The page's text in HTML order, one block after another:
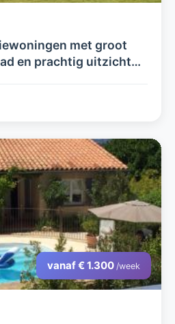
met groot
en prachtig uitzicht
vanaf € 1.300 /week